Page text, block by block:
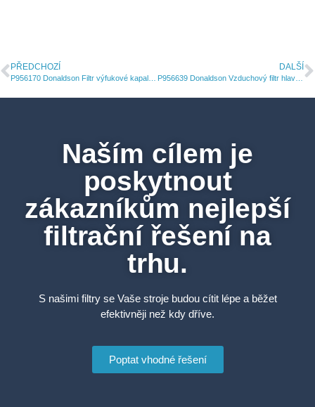
PŘEDCHOZÍ DALŠÍ
P956639 Donaldson Vzduchový filtr hlavní RadialSeal
Naším cílem je
poskytnout
zákazníkům nejlepší
filtrační řešení na
trhu.
S našimi filtry se Vaše stroje budou cítit lépe a běžet
efektivněji než kdy dříve.
Poptat vhodné řešení